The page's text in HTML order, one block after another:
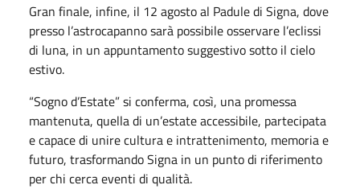
Gran finale, infine, il 12 agosto al Padule di Signa, dove
presso l’astrocapanno sarà possibile osservare l’eclissi
di luna, in un appuntamento suggestivo sotto il cielo
estivo.
“Sogno d’Estate” si conferma, così, una promessa
mantenuta, quella di un’estate accessibile, partecipata
e capace di unire cultura e intrattenimento, memoria e
futuro, trasformando Signa in un punto di riferimento
per chi cerca eventi di qualità.